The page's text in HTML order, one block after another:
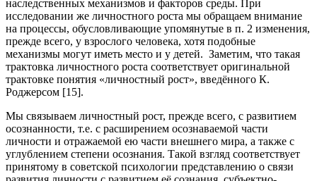
наследственных механизмов и факторов среды. При
исследовании же личностного роста мы обращаем внимание
на процессы, обусловливающие упомянутые в п. 2 изменения,
прежде всего, у взрослого человека, хотя подобные
механизмы могут иметь место и у детей. Заметим, что такая
трактовка личностного роста соответствует оригинальной
трактовке понятия «личностный рост», введённого К.
Роджерсом [15].
Мы связываем личностный рост, прежде всего, с развитием
осознанности, т.е. с расширением осознаваемой части
личности и отражаемой ею части внешнего мира, а также с
углублением степени осознания. Такой взгляд соответствует
принятому в советской психологии представлению о связи